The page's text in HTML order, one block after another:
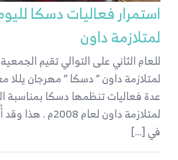
استمرار فعاليات دسكا
لمتلازمة داون
للعام الثاني على التوالي تقيم
لمتلازمة داون ” دسكا ” مهرجان يللا
عدة فعاليات تنظمها دسكا بمناسبة
لمتلازمة داون لعام
في [...]